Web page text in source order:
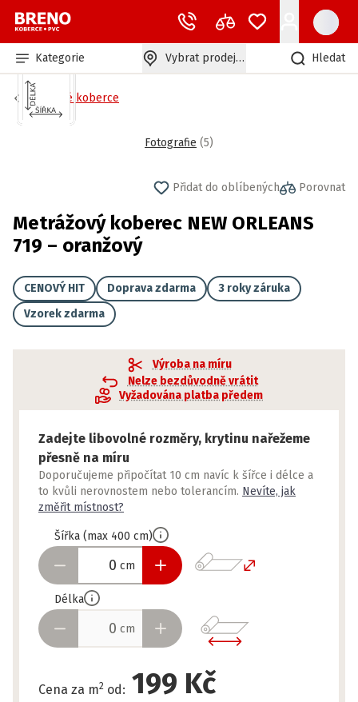
Kategorie Vybrat prodejnu Hledat
Zátěžové koberce
Fotografie (5)
Přidat do oblíbených Porovnat
Metrážový koberec NEW ORLEANS
719 – oranžový
CENOVÝ HIT Doprava zdarma
3 roky záruka
Vzorek zdarma
Výroba na míru
Nelze bezdůvodně vrátit
Vyžadována platba předem
Zadejte libovolné rozměry, krytinu nařežeme
přesně na míru
Doporučujeme připočítat 10 cm navíc k šířce i délce a
to kvůli nerovnostem nebo tolerancím. Nevíte, jak
změřit místnost?
Šířka (max 400 cm)
cm
Délka
cm
Cena za m2 od: 199 Kč